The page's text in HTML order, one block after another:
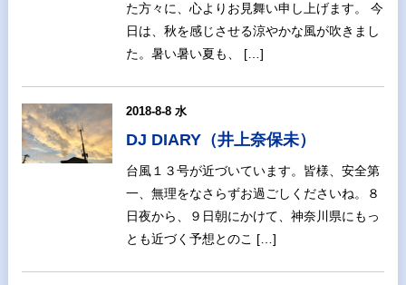
た方々に、心よりお見舞い申し上げます。 今
日は、秋を感じさせる涼やかな風が吹きまし
た。暑い暑い夏も、 […]
2018-8-8 水
DJ DIARY（井上奈保未）
台風１３号が近づいています。皆様、安全第
一、無理をなさらずお過ごしくださいね。８
日夜から、９日朝にかけて、神奈川県にもっ
とも近づく予想とのこ […]